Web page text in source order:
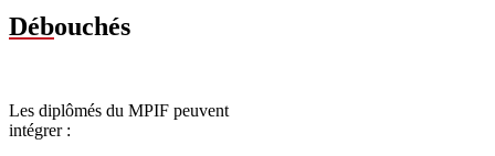
Débouchés
Les diplômés du MPIF peuvent
intégrer :